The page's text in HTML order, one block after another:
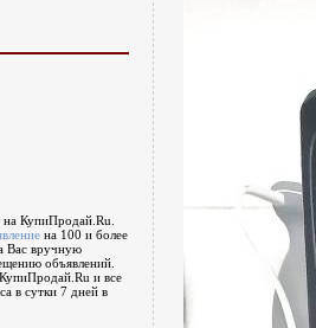
на КупиПродай.Ru.
на 100 и более
Вас вручную
объявлений.
КупиПродай.Ru и все
в сутки 7 дней в